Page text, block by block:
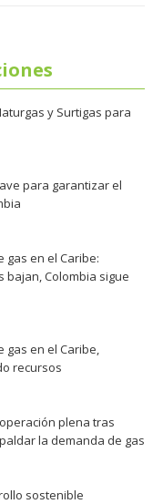
y Surtigas para
para garantizar el
gas en el Caribe:
Colombia sigue
gas en el Caribe,
recursos
plena tras
la demanda de gas
sostenible